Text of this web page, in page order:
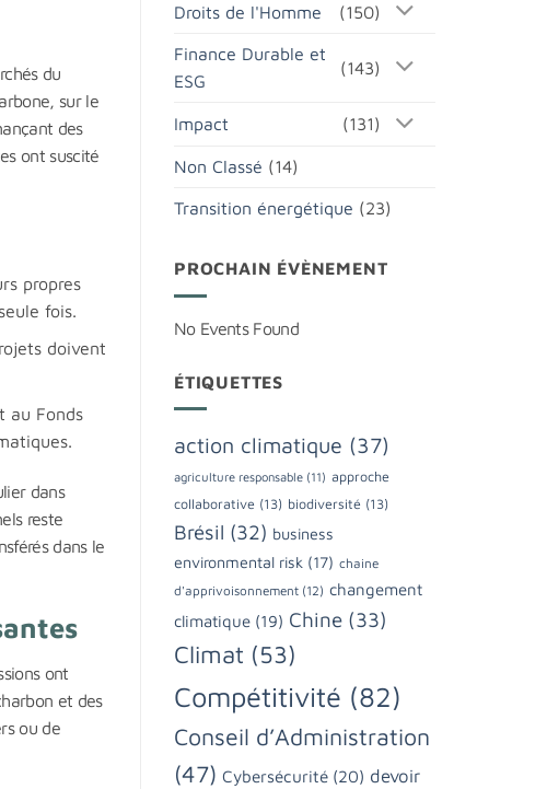
du
sur le
des
ont suscité
propres
fois.
doivent
au Fonds
dans
reste
dans le
ont
et des
ou de
Droits de l'Homme (150)
Finance Durable et
ESG
(143)
Impact (131)
Non Classé (14)
Transition énergétique (23)
PROCHAIN ÉVÈNEMENT
No Events Found
ÉTIQUETTES
action climatique (37)
agriculture responsable (11) approche
collaborative (13) biodiversité (13)
Brésil (32) business
environmental risk (17) chaine
d'apprivoisonnement (12) changement
climatique (19) Chine (33)
Climat (53)
Compétitivité (82)
Conseil d’Administration
(47) Cybersécurité (20) devoir